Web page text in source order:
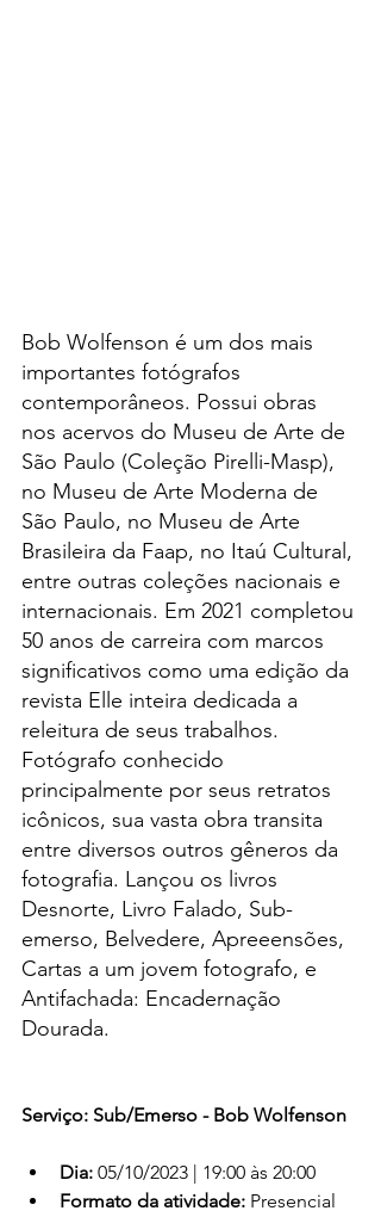
Bob Wolfenson é um dos mais
importantes fotógrafos
contemporâneos. Possui obras
nos acervos do Museu de Arte de
São Paulo (Coleção Pirelli-Masp),
no Museu de Arte Moderna de
São Paulo, no Museu de Arte
Brasileira da Faap, no Itaú Cultural,
entre outras coleções nacionais e
internacionais. Em 2021 completou
50 anos de carreira com marcos
significativos como uma edição da
revista Elle inteira dedicada a
releitura de seus trabalhos.
Fotógrafo conhecido
principalmente por seus retratos
icônicos, sua vasta obra transita
entre diversos outros gêneros da
fotografia. Lançou os livros
Desnorte, Livro Falado, Sub-
emerso, Belvedere, Apreeensões,
Cartas a um jovem fotografo, e
Antifachada: Encadernação
Dourada.
Serviço: Sub/Emerso - Bob Wolfenson
Dia: 05/10/2023 | 19:00 às 20:00
Formato da atividade: Presencial